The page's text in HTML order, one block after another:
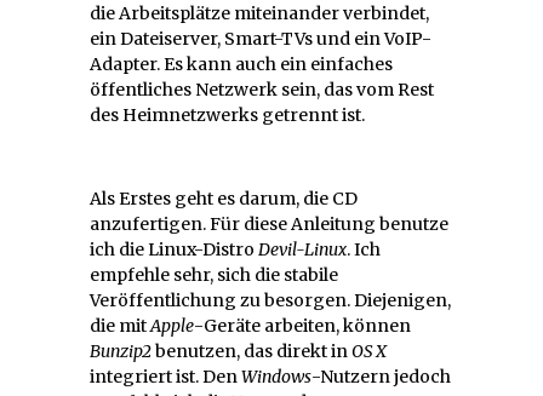
die Arbeitsplätze miteinander verbindet,
ein Dateiserver, Smart-TVs und ein VoIP-
Adapter. Es kann auch ein einfaches
öffentliches Netzwerk sein, das vom Rest
des Heimnetzwerks getrennt ist.
Als Erstes geht es darum, die CD
anzufertigen. Für diese Anleitung benutze
ich die Linux-Distro Devil-Linux. Ich
empfehle sehr, sich die stabile
Veröffentlichung zu besorgen. Diejenigen,
die mitApple-Geräte arbeiten, können
Bunzip2benutzen, das direkt inOS X
integriert ist. DenWindows-Nutzern jedoch